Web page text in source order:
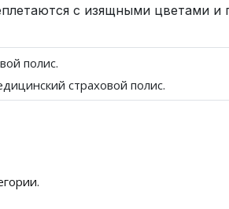
с изящными цветами и
полис.
страховой полис.